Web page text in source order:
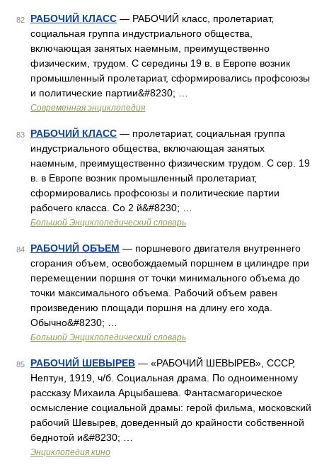
82 РАБОЧИЙ КЛАСС — РАБОЧИЙ класс, пролетариат,
социальная группа индустриального общества,
включающая занятых наемным, преимущественно
физическим, трудом. С середины 19 в. в Европе возник
промышленный пролетариат, сформировались профсоюзы
и политические партии&#8230; …
Современная энциклопедия
83 РАБОЧИЙ КЛАСС — пролетариат, социальная группа
индустриального общества, включающая занятых
наемным, преимущественно физическим трудом. С сер. 19
в. в Европе возник промышленный пролетариат,
сформировались профсоюзы и политические партии
рабочего класса. Со 2 й&#8230; …
Большой Энциклопедический словарь
84 РАБОЧИЙ ОБЪЕМ — поршневого двигателя внутреннего
сгорания объем, освобождаемый поршнем в цилиндре при
перемещении поршня от точки минимального объема до
точки максимального объема. Рабочий объем равен
произведению площади поршня на длину его хода.
Обычно&#8230; …
Большой Энциклопедический словарь
85 РАБОЧИЙ ШЕВЫРЕВ — «РАБОЧИЙ ШЕВЫРЕВ», СССР,
Нептун, 1919, ч/б. Социальная драма. По одноименному
рассказу Михаила Арцыбашева. Фантасмагорическое
осмысление социальной драмы: герой фильма, московский
рабочий Шевырев, доведенный до крайности собственной
беднотой и&#8230; …
Энциклопедия кино